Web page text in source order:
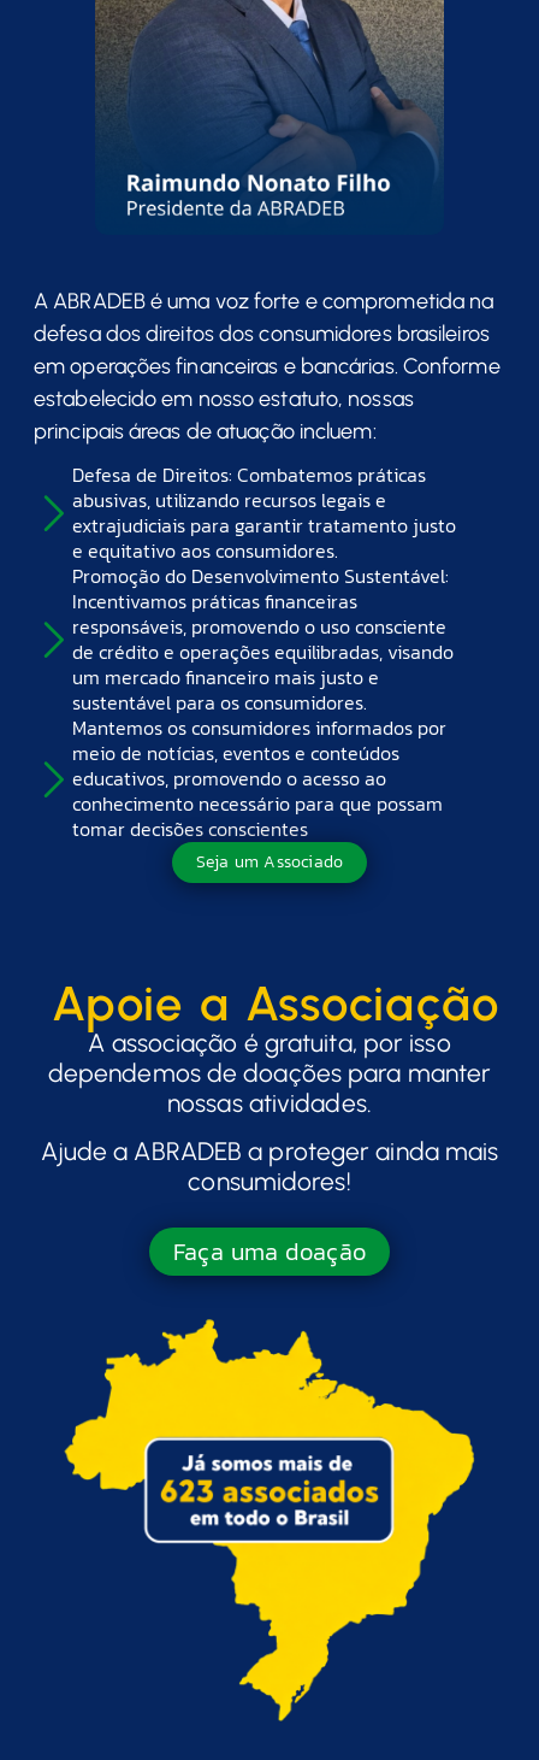
A ABRADEB é uma voz forte e comprometida na
defesa dos direitos dos consumidores brasileiros
em operações financeiras e bancárias. Conforme
estabelecido em nosso estatuto, nossas
principais áreas de atuação incluem:
Defesa de Direitos: Combatemos práticas
abusivas, utilizando recursos legais e
extrajudiciais para garantir tratamento justo
e equitativo aos consumidores.
Promoção do Desenvolvimento Sustentável:
Incentivamos práticas financeiras
responsáveis, promovendo o uso consciente
de crédito e operações equilibradas, visando
um mercado financeiro mais justo e
sustentável para os consumidores.
Mantemos os consumidores informados por
meio de notícias, eventos e conteúdos
educativos, promovendo o acesso ao
conhecimento necessário para que possam
tomar decisões conscientes
Seja um Associado
Apoie a Associação
A associação é gratuita, por isso
dependemos de doações para manter
nossas atividades.
Ajude a ABRADEB a proteger ainda mais
consumidores!
Faça uma doação